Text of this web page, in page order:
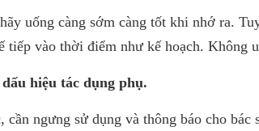
uống càng sớm càng tốt khi nhớ ra.
tiếp vào thời điểm như kế hoạch. Không
hiệu tác dụng phụ.
ngưng sử dụng và thông báo cho